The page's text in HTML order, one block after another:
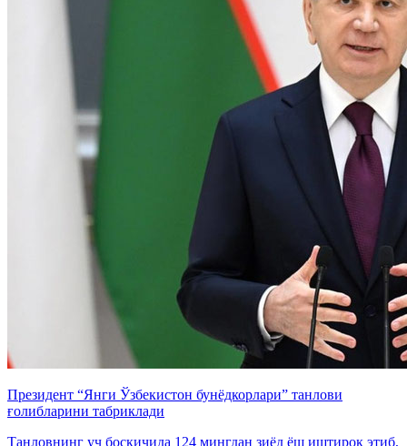
Президент “Янги Ўзбекистон бунёдкорлари” танлови
ғолибларини табриклади
Танловнинг уч босқичида 124 мингдан зиёд ёш иштирок этиб,